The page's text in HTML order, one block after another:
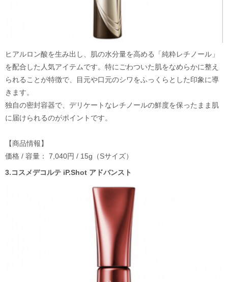
ヒアルロン酸を生み出し、肌の水分量を高める「純粋レチノール」
を配合した人気アイテムです。特にごわついた肌をなめらかに整え
られることが特徴で、目元や口元のシワをふっくらとした印象に導
きます。
独自の密封容器で、デリケートなレチノールの鮮度を保ったまま肌
に届けられるのがポイントです。
【商品情報】
価格 / 容量： 7,040円 / 15g（Sサイズ）
3.コスメデコルテ iP.Shot アドバンスト